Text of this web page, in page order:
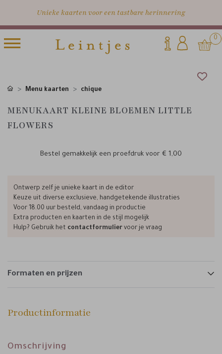
Unieke kaarten voor een tastbare herinnering
0
Menu kaarten chique
MENUKAART KLEINE BLOEMEN LITTLE
FLOWERS
Bestel gemakkelijk een proefdruk voor € 1,00
Ontwerp zelf je unieke kaart in de editor
Keuze uit diverse exclusieve, handgetekende illustraties
Voor 18.00 uur besteld, vandaag in productie
Extra producten en kaarten in de stijl mogelijk
Hulp? Gebruik het contactformulier voor je vraag
Formaten en prijzen
Productinformatie
Omschrijving